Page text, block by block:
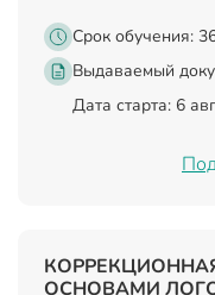
Срок обучения:
Выдаваемый
Дата старта: 6
ОСНОВАМИ